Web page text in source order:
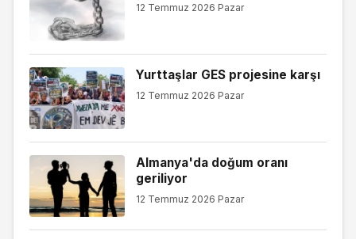
12 Temmuz 2026 Pazar
Yurttaşlar GES projesine karşı
12 Temmuz 2026 Pazar
Almanya'da doğum oranı
geriliyor
12 Temmuz 2026 Pazar